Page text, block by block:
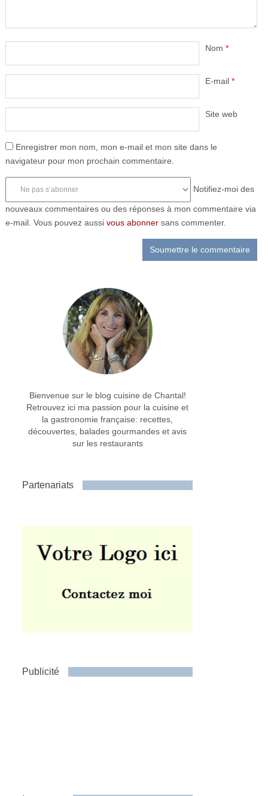
Nom *
E-mail *
Site web
Enregistrer mon nom, mon e-mail et mon site dans le
navigateur pour mon prochain commentaire.
Notifiez-moi des
nouveaux commentaires ou des réponses à mon commentaire via
e-mail. Vous pouvez aussi vous abonnersans commenter.
Bienvenue sur le blog cuisine de Chantal!
Retrouvez ici ma passion pour la cuisine et
la gastronomie française: recettes,
découvertes, balades gourmandes et avis
sur les restaurants
Partenariats
Publicité